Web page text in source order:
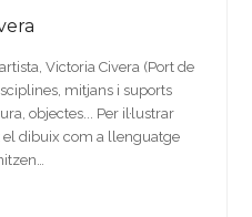
Victoria Civera (Port de
mitjans i suports
objectes... Per il·lustrar
el dibuix com a llenguatge